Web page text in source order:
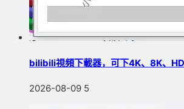
bilibili視頻下載器，可下4K、8K、
2026-08-09 5